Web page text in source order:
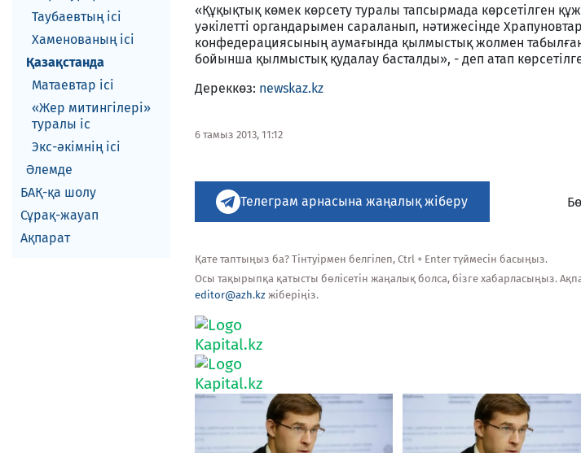
Таубаевтың ісі
Хаменованың ісі
Қазақстанда
Матаевтар ici
«Жер митингілері»
туралы іс
Экс-әкiмнiң iсi
Әлемде
БАҚ-қа шолу
Сұрақ-жауап
Ақпарат
«Құқықтық көмек көрсету туралы тапсырмада көрсетілген
уәкілетті органдарымен сараланып, нәтижесінде
конфедерациясының аумағында қылмыстық жолмен табылған
бойынша қылмыстық қудалау басталды», - деп атап
Дереккөз: newskaz.kz
6 тамыз 2013, 11:12
Телеграм арнасына жаңалық жіберу
Қате таптыңыз ба? Тінтуірмен белгілеп, Ctrl + Enter түймесін басыңыз.
Осы тақырыпқа қатысты бөлісетін жаңалық болса, бізге хабарласыңыз.
editor@azh.kz жіберіңіз.